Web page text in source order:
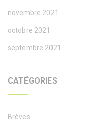
novembre 2021
octobre 2021
septembre 2021
CATÉGORIES
Brèves